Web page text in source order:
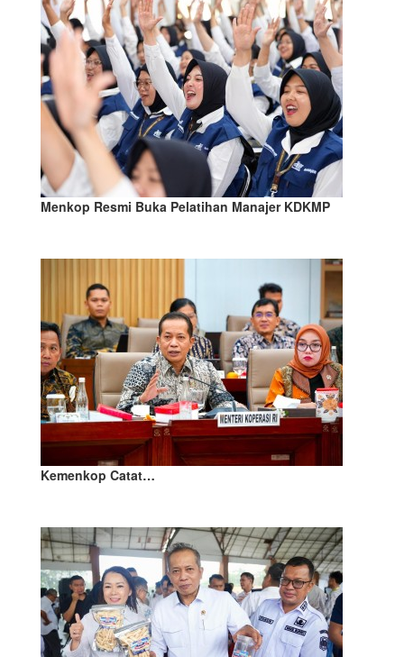
Menkop Resmi Buka Pelatihan Manajer KDKMP
Kemenkop Catat…